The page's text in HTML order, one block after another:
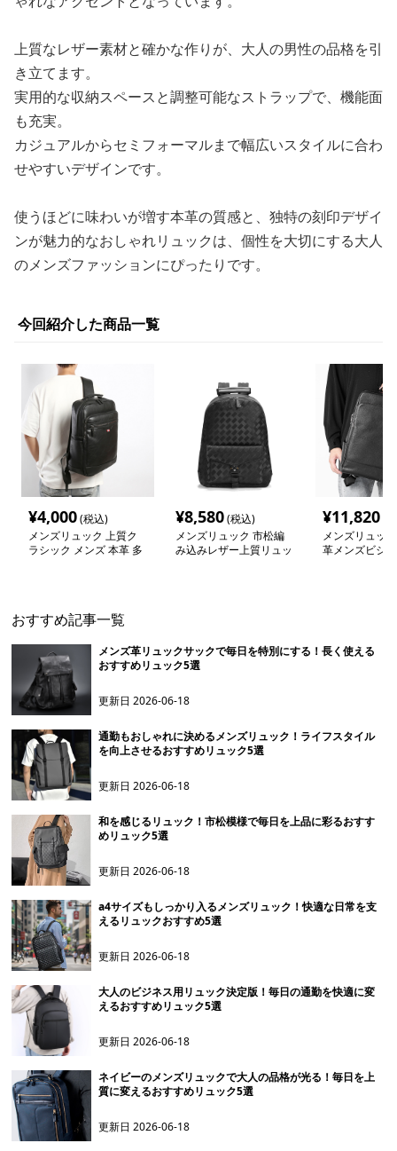
上質なレザー素材と確かな作りが、大人の男性の品格を引
き立てます。
実用的な収納スペースと調整可能なストラップで、機能面
も充実。
カジュアルからセミフォーマルまで幅広いスタイルに合わ
せやすいデザインです。
使うほどに味わいが増す本革の質感と、独特の刻印デザイ
ンが魅力的なおしゃれリュックは、個性を大切にする大人
のメンズファッションにぴったりです。
今回紹介した商品一覧
¥4,000(税込)
メンズリュック 上質ク
ラシック メンズ 本革 多
¥8,580(税込)
メンズリュック 市松編
み込みレザー上質リュッ
¥11,820
メンズリュッ
革メンズビジ
おすすめ記事一覧
メンズ革リュックサックで毎日を特別にする！長く使える
おすすめリュック5選
更新日2026-06-18
通勤もおしゃれに決めるメンズリュック！ライフスタイル
を向上させるおすすめリュック5選
更新日2026-06-18
和を感じるリュック！市松模様で毎日を上品に彩るおすす
めリュック5選
更新日2026-06-18
a4サイズもしっかり入るメンズリュック！快適な日常を支
えるリュックおすすめ5選
更新日2026-06-18
大人のビジネス用リュック決定版！毎日の通勤を快適に変
えるおすすめリュック5選
更新日2026-06-18
ネイビーのメンズリュックで大人の品格が光る！毎日を上
質に変えるおすすめリュック5選
更新日2026-06-18